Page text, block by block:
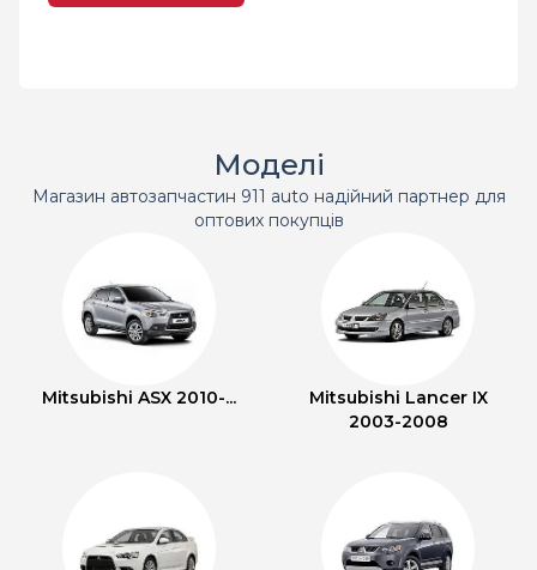
Моделі
Магазин автозапчастин 911 auto надійний партнер для
оптових покупців
Mitsubishi ASX 2010-...
Mitsubishi Lancer IX
2003-2008